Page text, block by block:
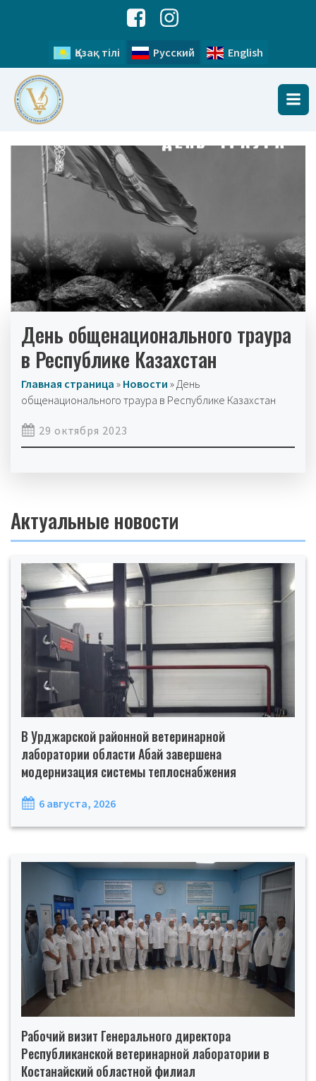
Қазақ тілі Русский English
День общенационального траура
в Республике Казахстан
Главная страница » Новости »День
общенационального траура в Республике Казахстан
29 октября 2023
Актуальные новости
В Урджарской районной ветеринарной
лаборатории области Абай завершена
модернизация системы теплоснабжения
6 августа, 2026
Рабочий визит Генерального директора
Республиканской ветеринарной лаборатории в
Костанайский областной филиал